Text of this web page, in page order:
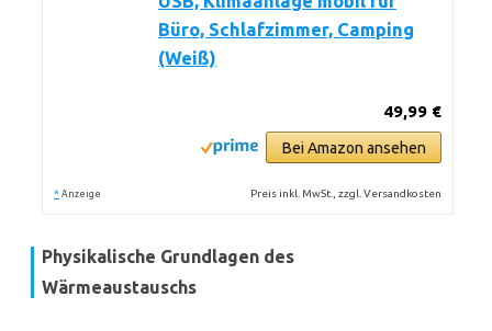
Büro, Schlafzimmer, Camping
(Weiß)
49,99 €
Bei Amazon ansehen
* Anzeige Preis inkl. MwSt., zzgl. Versandkosten
Physikalische Grundlagen des
Wärmeaustauschs